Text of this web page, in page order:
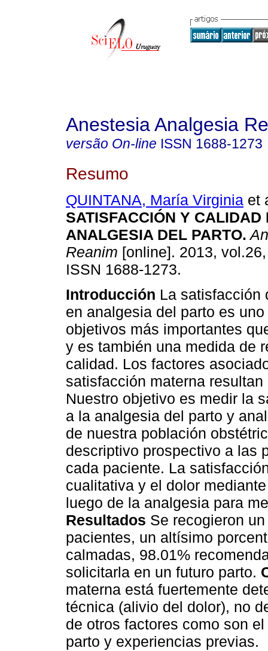
Anestesia Analgesia
versão On-line ISSN 1688-1273
Resumo
QUINTANA, María Virginia et
SATISFACCIÓN Y CALIDAD
ANALGESIA DEL PARTO.
Reanim [online]. 2013,
ISSN 1688-1273.
Introducción La satisfacción
en analgesia del parto es
objetivos más importantes
y es también una medida de
calidad. Los factores
satisfacción materna
Nuestro objetivo es medir la
a la analgesia del parto y
de nuestra población
descriptivo prospectivo a las
cada paciente. La
cualitativa y el dolor
luego de la analgesia para
Resultados Se recogieron
pacientes, un altísimo
calmadas, 98.01%
solicitarla en un futuro parto.
materna está fuertemente
técnica (alivio del dolor), no
de otros factores como son
parto y experiencias previas.